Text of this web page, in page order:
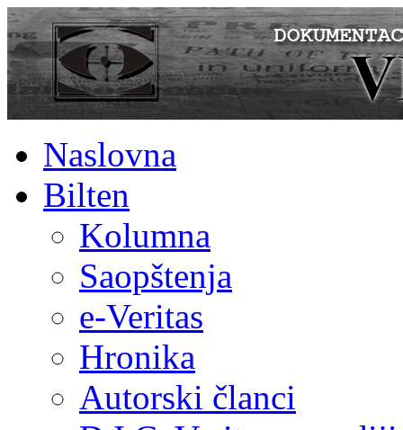
Naslovna
Bilten
Kolumna
Saopštenja
e-Veritas
Hronika
Autorski članci